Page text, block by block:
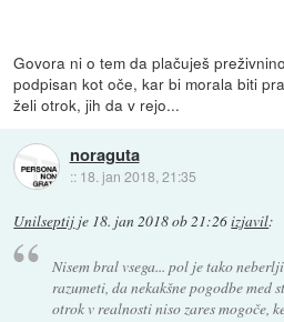
Govora ni o tem da plačuješ
podpisan kot oče, kar bi morala biti
želi otrok, jih da v rejo...
noraguta
:: 18. jan 2018, 21:35
Unilseptij je 18. jan 2018 ob 21:26izjavil:
Nisem bral vsega... pol je tako
razumeti, da nekakšne pogodbe med
otrok v realnosti niso zares mogoče,